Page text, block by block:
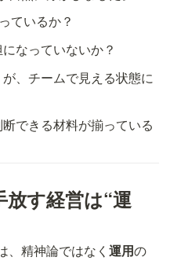
ているか？
なっていないか？
、チームで見える状態に
できる材料が揃っている
す経営は“運
、精神論ではなく 運用の